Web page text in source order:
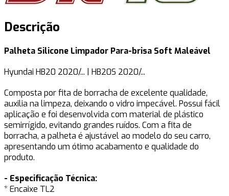
Descrição
Palheta Silicone Limpador Para-brisa Soft Maleável
Hyundai HB20 2020/... | HB20S 2020/...
Composta por fita de borracha de excelente qualidade,
auxilia na limpeza, deixando o vidro impecável. Possui fácil
aplicação e foi desenvolvida com material de plástico
semirrígido, evitando grandes ruídos. Com a fita de
borracha, a palheta é ajustável ao modelo do seu carro,
apresentando um ótimo acabamento e qualidade do
produto.
- Especificação Técnica:
* Encaixe TL2